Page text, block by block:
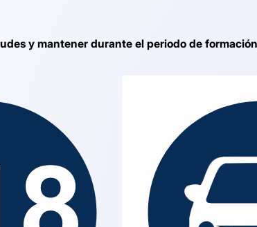
y mantener durante el periodo de formación